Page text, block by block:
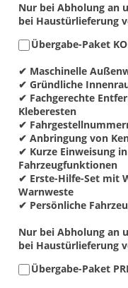
Nur bei Abholung an
bei Haustürlieferung
Übergabe-Paket
✔ Maschinelle
✔ Gründliche
✔ Fachgerechte
Kleberesten
✔
✔ Anbringung von
✔ Kurze Einweisung
Fahrzeugfunktionen
✔ Erste-Hilfe-Set mit
Warnweste
✔ Persönliche
Nur bei Abholung an
bei Haustürlieferung
Übergabe-Paket